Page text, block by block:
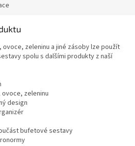
zeleninu a jiné zásoby lze použít
spolu s dalšími produkty z naší
zeleninu
design
bufetové sestavy